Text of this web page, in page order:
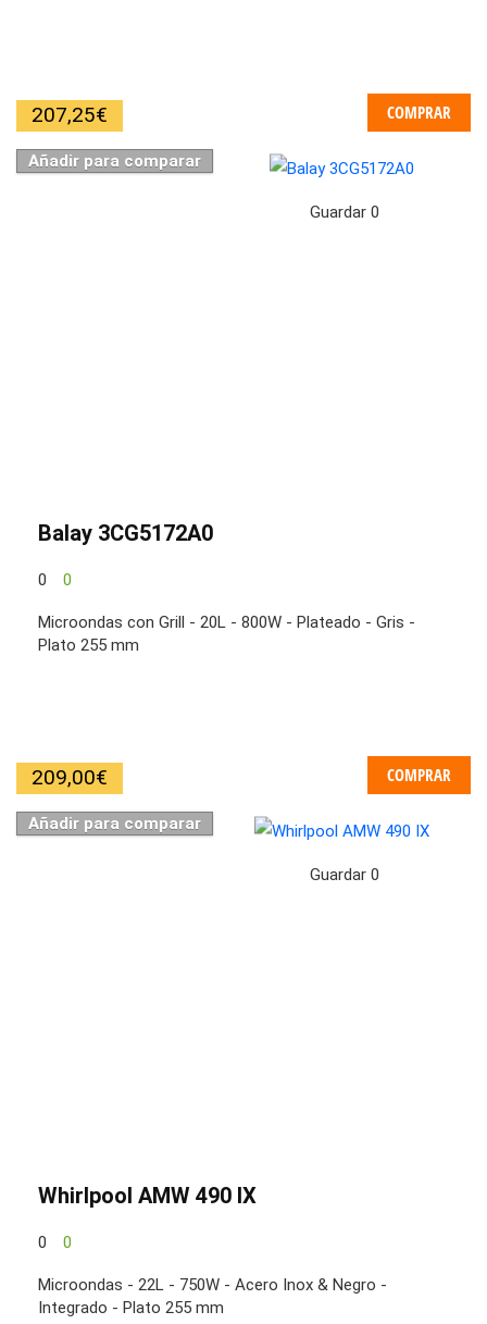
207,25€ COMPRAR
Añadir para comparar
Guardar 0
Balay 3CG5172A0
0 0
Microondas con Grill - 20L - 800W - Plateado - Gris -
Plato 255 mm
209,00€ COMPRAR
Añadir para comparar
Guardar 0
Whirlpool AMW 490 IX
0 0
Microondas - 22L - 750W - Acero Inox & Negro -
Integrado - Plato 255 mm